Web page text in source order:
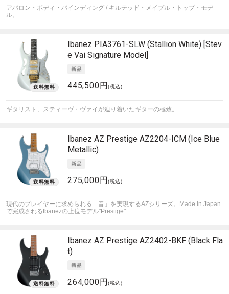
アバロン・ボディ・バインディング / キルテッド・メイプル・トップ・モデ
ル。
Ibanez PIA3761-SLW (Stallion White) [Stev
e Vai Signature Model]
445,500円(税込)
ギタリスト、スティーヴ・ヴァイが辿り着いたギターの極致。
Ibanez AZ Prestige AZ2204-ICM (Ice Blue
Metallic)
275,000円(税込)
現代のプレイヤーに求められる「音」を実現するAZシリーズ。Made in Japan
で完成されるIbanezの上位モデル"Prestige"
Ibanez AZ Prestige AZ2402-BKF (Black Fla
t)
264,000円(税込)